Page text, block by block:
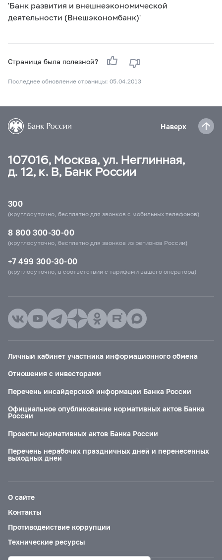
'Банк развития и внешнеэкономической
деятельности (Внешэкономбанк)'
Страница была полезной?
Последнее обновление страницы: 05.04.2013
Наверх
107016, Москва, ул. Неглинная,
д. 12, к. В, Банк России
300
(круглосуточно, бесплатно для звонков с мобильных телефонов)
8 800 300-30-00
(круглосуточно, бесплатно для звонков из регионов России)
+7 499 300-30-00
(круглосуточно, в соответствии с тарифами вашего оператора)
Личный кабинет участника информационного обмена
Отношения с инвесторами
Перечень инсайдерской информации Банка России
Официальное опубликование нормативных актов Банка
России
Проекты нормативных актов Банка России
Перечень нерабочих праздничных дней и перенесенных
выходных дней
О сайте
Контакты
Противодействие коррупции
Технические ресурсы